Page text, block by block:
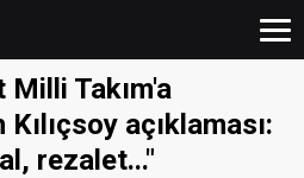
Takım'a
açıklaması:
rezalet..."